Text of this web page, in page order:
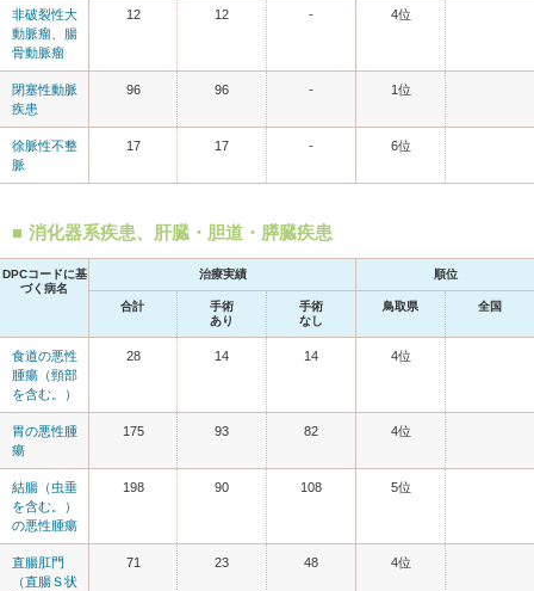
非破裂性大
動脈瘤、腸
骨動脈瘤
12 12 - 4位
閉塞性動脈
疾患
96 96 - 1位
徐脈性不整
脈
17 17 - 6位
消化器系疾患、肝臓・胆道・膵臓疾患
DPCコードに基
づく病名
治療実績 順位
合計
手術
あり
手術
なし
鳥取県 全国
食道の悪性
腫瘍（頸部
を含む。）
28 14 14 4位
胃の悪性腫
瘍
175 93 82 4位
結腸（虫垂
を含む。）
の悪性腫瘍
198 90 108 5位
直腸肛門
（直腸Ｓ状
71 23 48 4位